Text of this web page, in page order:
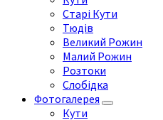
Старі Кути
Тюдів
Великий Рожин
Малий Рожин
Розтоки
Слобідка
Фотогалерея
Кути